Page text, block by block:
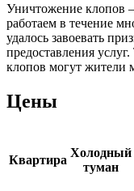
Уничтожение клопов
работаем в течение
удалось завоевать
предоставления услуг.
клопов могут жители
Цены
Квартира
Холодный
туман